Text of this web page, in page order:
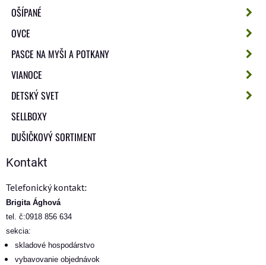
OŠÍPANÉ
OVCE
PASCE NA MYŠI A POTKANY
VIANOCE
DETSKÝ SVET
SELLBOXY
DUŠIČKOVÝ SORTIMENT
Kontakt
Telefonický kontakt:
Brigita Ághová
tel. č:0918 856 634
sekcia:
skladové hospodárstvo
vybavovanie objednávok